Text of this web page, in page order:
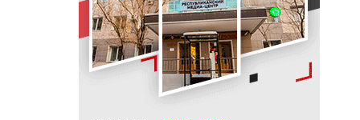
18:47
В Якутии стартовал
молодежный Суглан коренных
малочисленных народов
Севера